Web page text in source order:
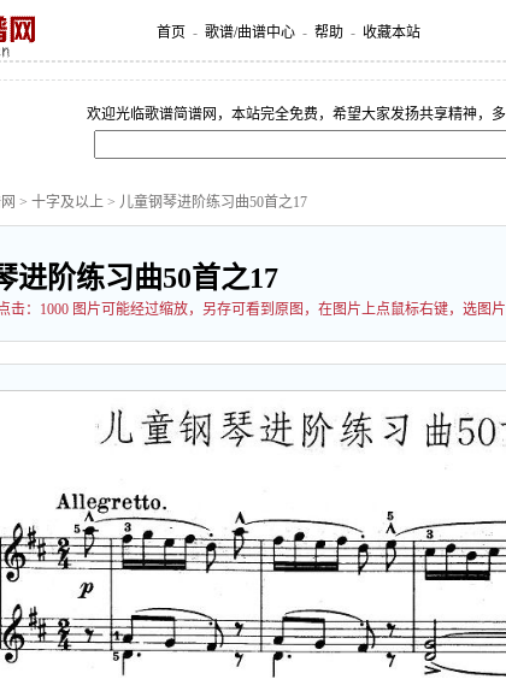
首页 - 歌谱/曲谱中心 - 帮助 - 收藏本站
欢迎光临歌谱简谱网，本站完全免费，希望大家发扬共享精神，多
> 十字及以上 > 儿童钢琴进阶练习曲50首之17
进阶练习曲50首之17
击： 1000 图片可能经过缩放，另存可看到原图，在图片上点鼠标右键，选图